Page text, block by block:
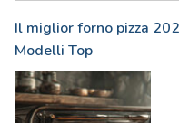
Il miglior forno pizza
Modelli Top